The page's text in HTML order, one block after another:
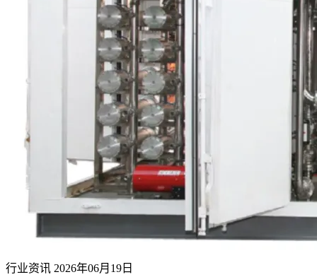
行业资讯 2026年06月19日